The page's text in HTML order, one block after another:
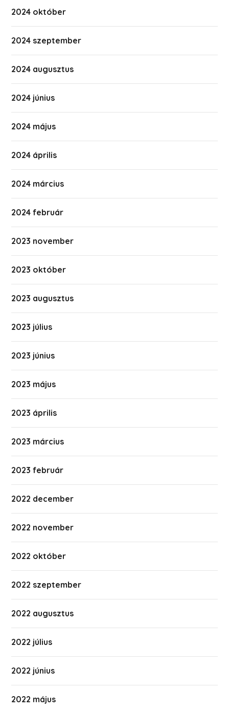
2024 október
2024 szeptember
2024 augusztus
2024 június
2024 május
2024 április
2024 március
2024 február
2023 november
2023 október
2023 augusztus
2023 július
2023 június
2023 május
2023 április
2023 március
2023 február
2022 december
2022 november
2022 október
2022 szeptember
2022 augusztus
2022 július
2022 június
2022 május